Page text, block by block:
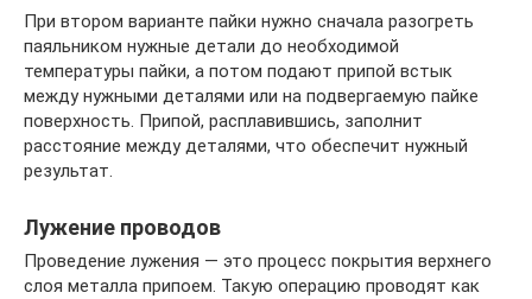
При втором варианте пайки нужно сначала разогреть
паяльником нужные детали до необходимой
температуры пайки, а потом подают припой встык
между нужными деталями или на подвергаемую пайке
поверхность. Припой, расплавившись, заполнит
расстояние между деталями, что обеспечит нужный
результат.
Лужение проводов
Проведение лужения — это процесс покрытия верхнего
слоя металла припоем. Такую операцию проводят как